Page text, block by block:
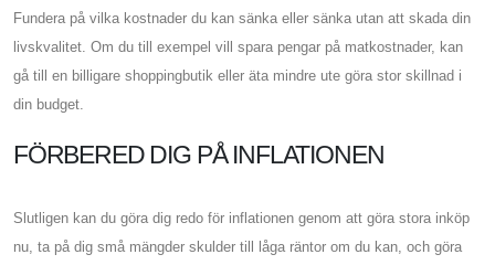
Fundera på vilka kostnader du kan sänka eller sänka utan att skada din
livskvalitet. Om du till exempel vill spara pengar på matkostnader, kan
gå till en billigare shoppingbutik eller äta mindre ute göra stor skillnad i
din budget.
FÖRBERED DIG PÅ INFLATIONEN
Slutligen kan du göra dig redo för inflationen genom att göra stora inköp
nu, ta på dig små mängder skulder till låga räntor om du kan, och göra